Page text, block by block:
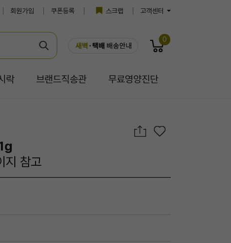
회원가입 쿠폰등록 스크랩 고객센터
0
락 브랜드직송관 무료영양진단
지 참고